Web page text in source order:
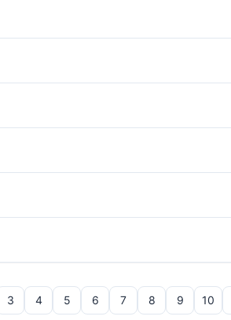
3 4 5 6 7 8 9 10